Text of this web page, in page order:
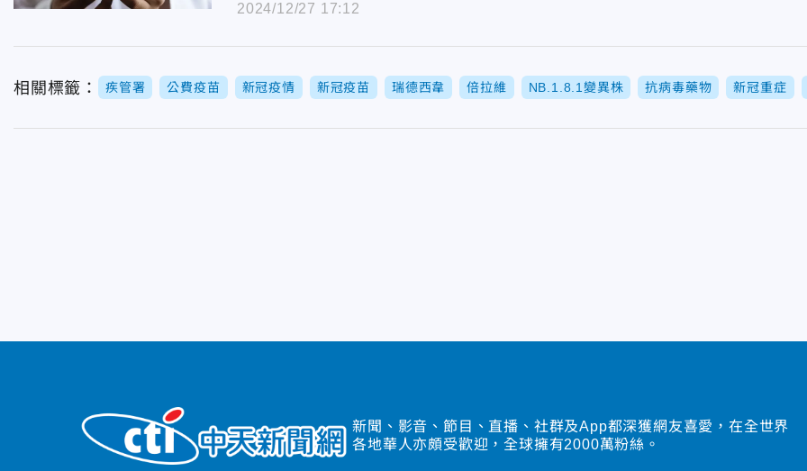
2024/12/27 17:12
相關標籤： 疾管署 公費疫苗 新冠疫情 新冠疫苗 瑞德西韋 倍拉維 NB.1.8.1變異株 抗病毒藥物 新冠重症
新聞、影音、節目、直播、社群及App都深獲網友喜愛，在全世界
各地華人亦頗受歡迎，全球擁有2000萬粉絲。